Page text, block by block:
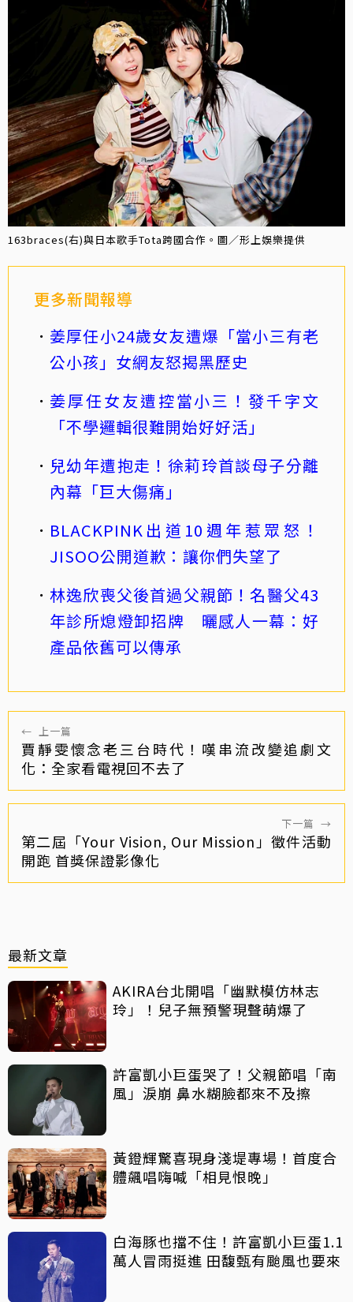
163braces(右)與日本歌手Tota跨國合作。圖／形上娛樂提供
更多新聞報導
姜厚任小24歲女友遭爆「當小三有老
公小孩」女網友怒揭黑歷史
姜厚任女友遭控當小三！發千字文
「不學邏輯很難開始好好活」
兒幼年遭抱走！徐莉玲首談母子分離
內幕「巨大傷痛」
BLACKPINK出道10週年惹眾怒！
JISOO公開道歉：讓你們失望了
林逸欣喪父後首過父親節！名醫父43
年診所熄燈卸招牌 曬感人一幕：好
產品依舊可以傳承
← 上一篇
賈靜雯懷念老三台時代！嘆串流改變追劇文
化：全家看電視回不去了
下一篇 →
第二屆「Your Vision, Our Mission」徵件活動
開跑 首獎保證影像化
最新文章
AKIRA台北開唱「幽默模仿林志
玲」！兒子無預警現聲萌爆了
許富凱小巨蛋哭了！父親節唱「南
風」淚崩 鼻水糊臉都來不及擦
黃鐙輝驚喜現身淺堤專場！首度合
體飆唱嗨喊「相見恨晚」
白海豚也擋不住！許富凱小巨蛋1.1
萬人冒雨挺進 田馥甄有颱風也要來